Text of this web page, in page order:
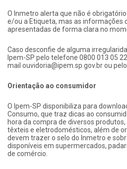
O Inmetro alerta que não é
e/ou a Etiqueta, mas as informações
apresentadas de forma clara no
Caso desconfie de alguma
Ipem-SP pelo telefone 0800 013 05
mail ouvidoria@ipem.sp.gov.br ou
Orientação ao consumidor
O Ipem-SP disponibiliza para
Consumo, que traz dicas ao
hora da compra de diversos
têxteis e eletrodomésticos, além de
devem trazer o selo do Inmetro e
disponíveis em supermercados,
de comércio.